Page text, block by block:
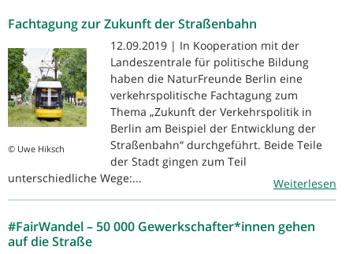
Fachtagung zur Zukunft der Straßenbahn
© Uwe Hiksch
12.09.2019 | In Kooperation mit der
Landeszentrale für politische Bildung
haben die NaturFreunde Berlin eine
verkehrspolitische Fachtagung zum
Thema „Zukunft der Verkehrspolitik in
Berlin am Beispiel der Entwicklung der
Straßenbahn“ durchgeführt. Beide Teile
der Stadt gingen zum Teil
unterschiedliche Wege:...
Weiterlesen
#FairWandel – 50 000 Gewerkschafter*innen gehen
auf die Straße